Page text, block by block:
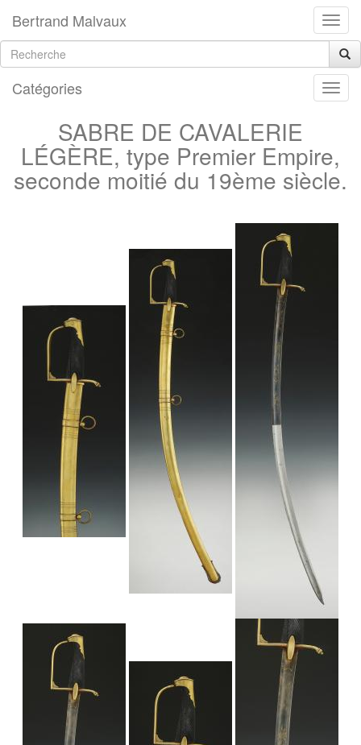
Bertrand Malvaux
Catégories
SABRE DE CAVALERIE
LÉGÈRE, type Premier Empire,
seconde moitié du 19ème siècle.